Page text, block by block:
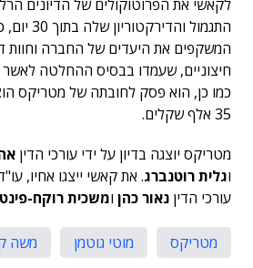
לקאשי את הפרוטוקולים של הדיונים
התגמול
המשקפים את היעדים של החברה וחוות
חיצוניים, שעמדו בבסיס ההחלטה
כמו כן, הוא פסק לחובתה של מטריקס
35 אלף שקלים.
מטריקס יוצגה בדיון על ידי עורכי הדין
וגלית רוטנברג. את קאשי ייצגו אחיו,
עורכי הדין נאור כהן ומשכית רוקח-
מטריקס מוטי גוטמן משה